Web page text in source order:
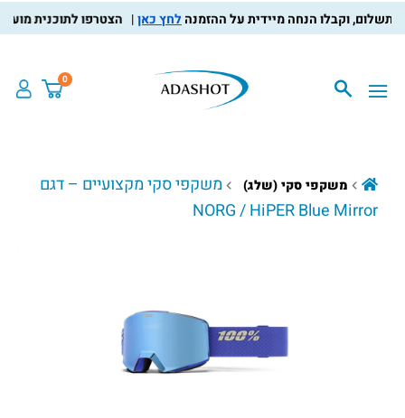
לחץ כאן הצטרפו לתוכנית מועדון
0
משקפי סקי (שלג)
משקפי סקי מקצועיים – דגם
NORG / HiPER Blue Mirror